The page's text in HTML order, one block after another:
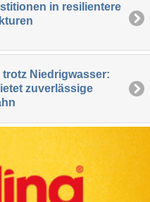
in resilientere
Niedrigwasser:
zuverlässige